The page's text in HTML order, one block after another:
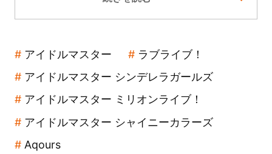
アイドルマスター
ラブライブ！
アイドルマスター シンデレラガールズ
アイドルマスター ミリオンライブ！
アイドルマスター シャイニーカラーズ
Aqours